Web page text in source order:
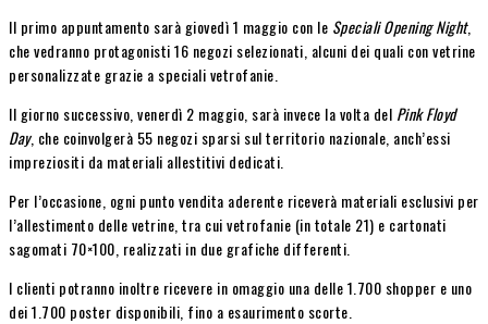
Il primo appuntamento sarà giovedì 1 maggio con le Speciali Opening Night,
che vedranno protagonisti 16 negozi selezionati, alcuni dei quali con vetrine
personalizzate grazie a speciali vetrofanie.
Il giorno successivo, venerdì 2 maggio, sarà invece la volta del Pink Floyd
Day, che coinvolgerà 55 negozi sparsi sul territorio nazionale, anch’essi
impreziositi da materiali allestitivi dedicati.
Per l’occasione, ogni punto vendita aderente riceverà materiali esclusivi per
l’allestimento delle vetrine, tra cui vetrofanie (in totale 21) e cartonati
sagomati 70×100, realizzati in due grafiche differenti.
I clienti potranno inoltre ricevere in omaggio una delle 1.700 shopper e uno
dei 1.700 poster disponibili, fino a esaurimento scorte.